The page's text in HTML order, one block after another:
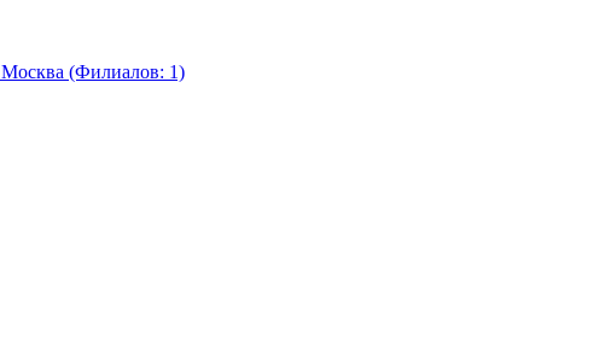
Москва (Филиалов: 1)